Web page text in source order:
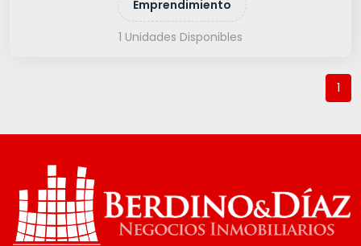
Emprendimiento
1 Unidades Disponibles
1